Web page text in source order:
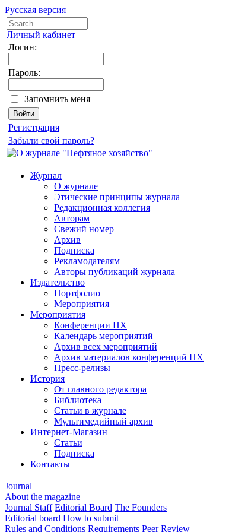
Русская версия
Личный кабинет
Логин:
Пароль:
Запомнить меня
Регистрация
Забыли свой пароль?
Журнал
О журнале
Этические принципы журнала
Редакционная коллегия
Авторам
Свежий номер
Архив
Подписка
Рекламодателям
Авторы публикаций журнала
Издательство
Портфолио
Мероприятия
Мероприятия
Конференции НХ
Календарь мероприятий
Архив всех мероприятий
Архив материалов конференций НХ
Пресс-релизы
История
От главного редактора
Библиотека
Статьи в журнале
Мультимедийный архив
Интернет-Магазин
Статьи
Подписка
Контакты
Journal
About the magazine
Journal Staff Editorial Board The Founders
Editorial board How to submit
Rules and Conditions Requirements Peer Review